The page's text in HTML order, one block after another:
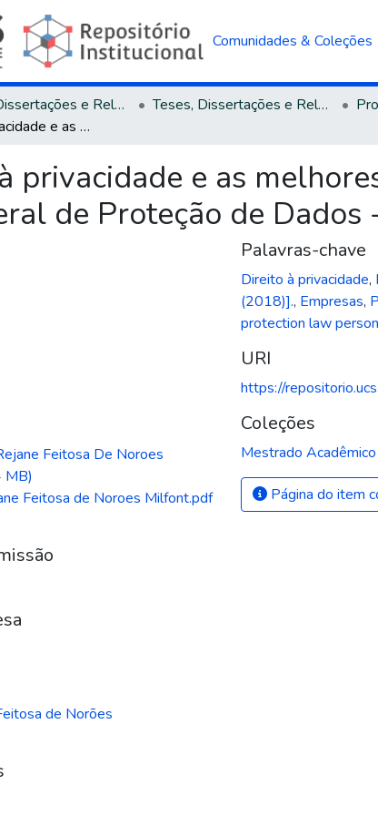
Comunidades & Coleções
Teses, Dissertações e Relatórios Teses, Dissertações e Relatórios defendidos na UCS
Direito à privacidade e as melhores práticas das empresas na adequação à Lei Geral de Proteção de Dados - LGPD
privacidade e as
de Proteção de Dados
Feitosa De Noroes
MB)
Feitosa de Noroes Milfont.pdf
de Norões
Palavras-chave
Direito à privacidade,
(2018)]., Empresas,
protection law
URI
https://
Coleções
Mestrado
Página do item